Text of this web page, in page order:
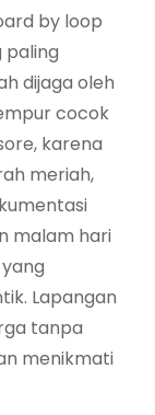
by loop
paling
dijaga oleh
cocok
karena
meriah,
malam hari
Lapangan
tanpa
menikmati